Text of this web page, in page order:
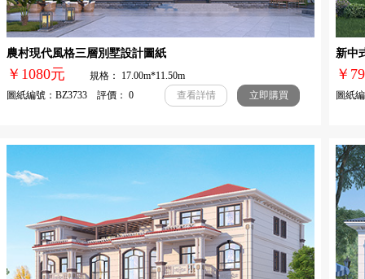
農村現代風格三層別墅設計圖紙
￥1080元
規格： 17.00m*11.50m
圖紙編號：BZ3733 評價： 0
查看詳情 立即購買
新中
￥
圖紙編